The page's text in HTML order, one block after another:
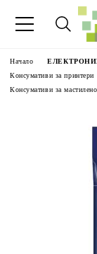
Начало
Консумативи за принтери
Консумативи за